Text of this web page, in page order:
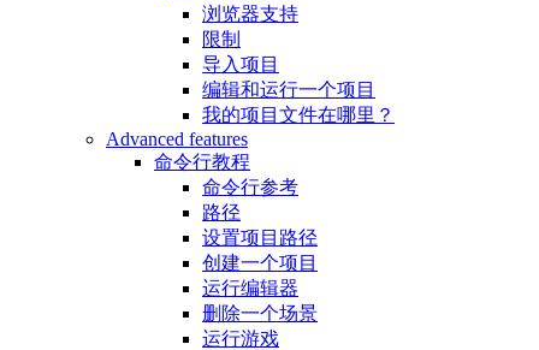
浏览器支持
限制
导入项目
编辑和运行一个项目
我的项目文件在哪里？
Advanced features
命令行教程
命令行参考
路径
设置项目路径
创建一个项目
运行编辑器
删除一个场景
运行游戏